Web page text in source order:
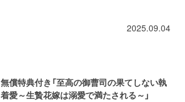
2025.09.04
無償特典付き「至高の御曹司の果てしない執
着愛～生贄花嫁は溺愛で満たされる～」
お知らせ